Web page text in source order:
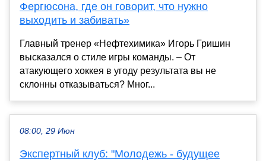
Фергюсона, где он говорит, что нужно
выходить и забивать»
Главный тренер «Нефтехимика» Игорь Гришин
высказался о стиле игры команды. – От
атакующего хоккея в угоду результата вы не
склонны отказываться? Мног...
08:00, 29 Июн
Экспертный клуб: "Молодежь - будущее